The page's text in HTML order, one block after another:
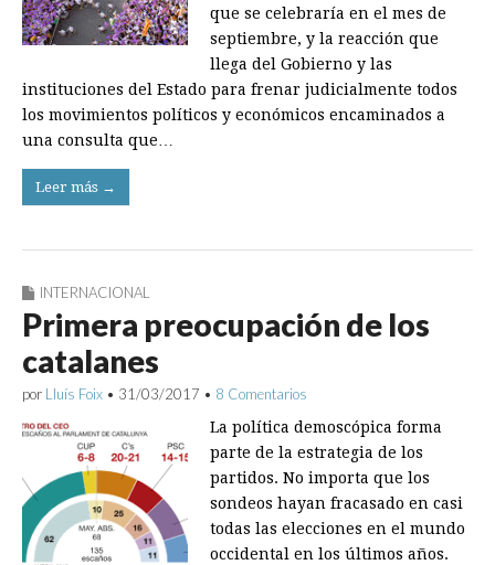
que se celebraría en el mes de
septiembre, y la reacción que
llega del Gobierno y las
instituciones del Estado para frenar judicialmente todos
los movimientos políticos y económicos encaminados a
una consulta que…
Leer más →
INTERNACIONAL
Primera preocupación de los
catalanes
por Lluís Foix • 31/03/2017 • 8 Comentarios
La política demoscópica forma
parte de la estrategia de los
partidos. No importa que los
sondeos hayan fracasado en casi
todas las elecciones en el mundo
occidental en los últimos años.